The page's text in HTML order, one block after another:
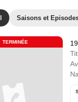
Saisons et
TERMINÉE